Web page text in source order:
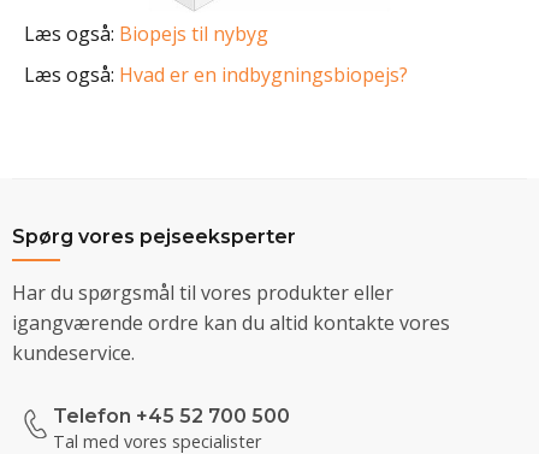
Læs også: Biopejs til nybyg
Læs også: Hvad er en indbygningsbiopejs?
Spørg vores pejseeksperter
Har du spørgsmål til vores produkter eller
igangværende ordre kan du altid kontakte vores
kundeservice.
Telefon +45 52 700 500
Tal med vores specialister